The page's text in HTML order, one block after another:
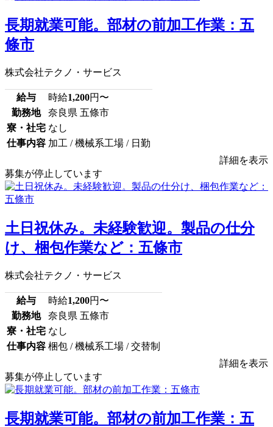
長期就業可能。部材の前加工作業：五
條市
株式会社テクノ・サービス
給与 時給1,200円〜
勤務地
奈良県 五條市
寮・社宅 なし
仕事内容 加工 / 機械系工場 / 日勤
詳細を表示
募集が停止しています
土日祝休み。未経験歓迎。製品の仕分
け、梱包作業など：五條市
株式会社テクノ・サービス
給与 時給1,200円〜
勤務地
奈良県 五條市
寮・社宅 なし
仕事内容 梱包 / 機械系工場 / 交替制
詳細を表示
募集が停止しています
長期就業可能。部材の前加工作業：五